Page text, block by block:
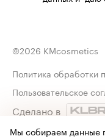
©2026 KMcosmetics
Политика обработки
Пользовательское
Сделано в
Мы собираем данные